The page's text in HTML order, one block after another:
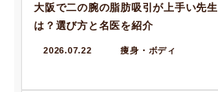
大阪で二の腕の脂肪吸引が上手い先生
は？選び方と名医を紹介
2026.07.22 痩身・ボディ